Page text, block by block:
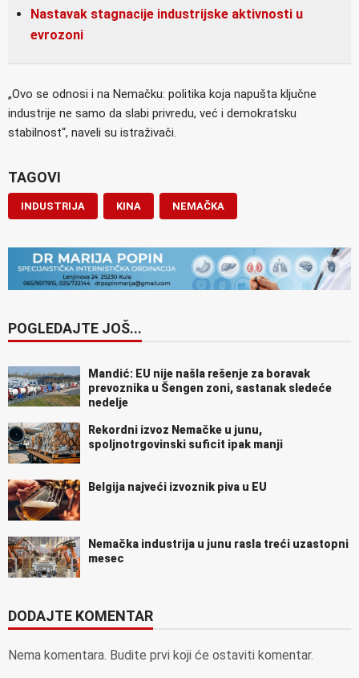
Nastavak stagnacije industrijske aktivnosti u
evrozoni
„Ovo se odnosi i na Nemačku: politika koja napušta ključne
industrije ne samo da slabi privredu, već i demokratsku
stabilnost“, naveli su istraživači.
TAGOVI
INDUSTRIJA KINA NEMAČKA
POGLEDAJTE JOŠ...
Mandić: EU nije našla rešenje za boravak
prevoznika u Šengen zoni, sastanak sledeće
nedelje
Rekordni izvoz Nemačke u junu,
spoljnotrgovinski suficit ipak manji
Belgija najveći izvoznik piva u EU
Nemačka industrija u junu rasla treći uzastopni
mesec
DODAJTE KOMENTAR
Nema komentara. Budite prvi koji će ostaviti komentar.